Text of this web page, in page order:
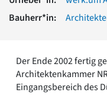
Vorromanik
Über baukunst-nrw
Fachbeirat
Bauherr*in:
Der Ende 2002 fertig
Architektenkammer
Eingangsbereich des